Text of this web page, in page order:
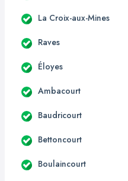
La Croix-aux-Mines
Raves
Éloyes
Ambacourt
Baudricourt
Bettoncourt
Boulaincourt